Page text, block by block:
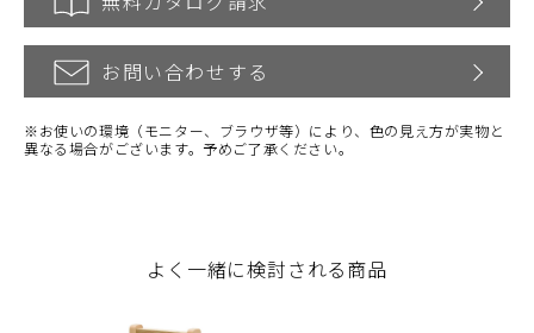
よく一緒に検討される商品
お問い合わせする
※お使いの環境（モニター、ブラウザ等）により、色の見え方が実物と
異なる場合がございます。予めご了承ください。